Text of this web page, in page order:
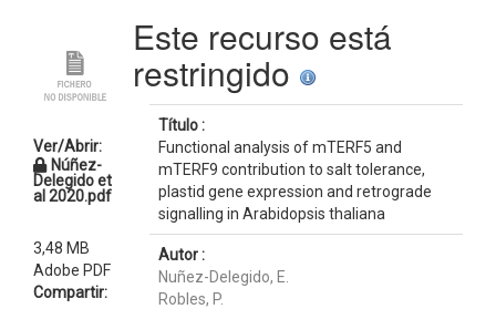
Ver/Abrir:
Núñez-
Delegido et
al 2020.pdf
3,48 MB
Adobe PDF
Compartir:
Este recurso está
restringido
Título :
Functional analysis of mTERF5 and
mTERF9 contribution to salt tolerance,
plastid gene expression and retrograde
signalling in Arabidopsis thaliana
Autor :
Nuñez-Delegido, E.
Robles, P.